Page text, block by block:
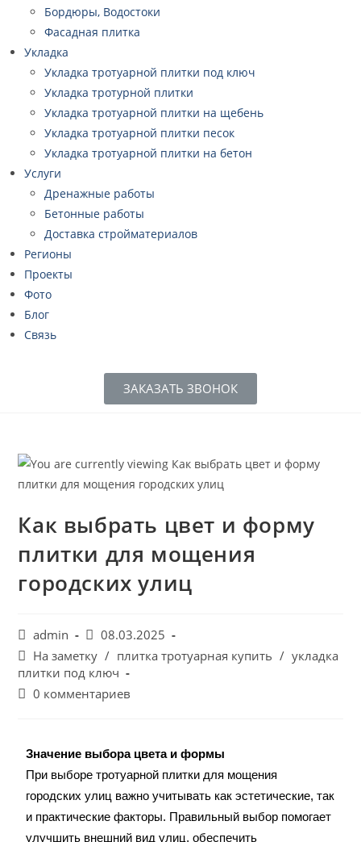
Бордюры, Водостоки
Фасадная плитка
Укладка
Укладка тротуарной плитки под ключ
Укладка тротурной плитки
Укладка тротуарной плитки на щебень
Укладка тротуарной плитки песок
Укладка тротуарной плитки на бетон
Услуги
Дренажные работы
Бетонные работы
Доставка стройматериалов
Регионы
Проекты
Фото
Блог
Связь
ЗАКАЗАТЬ ЗВОНОК
Как выбрать цвет и форму
плитки для мощения
городских улиц
admin
08.03.2025
На заметку / плитка тротуарная купить / укладка
плитки под ключ
0 комментариев
Значение выбора цвета и формы
При выборе тротуарной плитки для мощения
городских улиц важно учитывать как эстетические, так
и практические факторы. Правильный выбор помогает
улучшить внешний вид улиц, обеспечить